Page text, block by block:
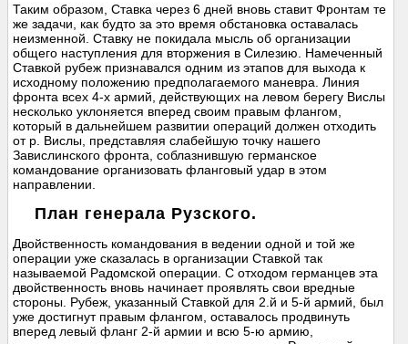
Таким образом, Ставка через 6 дней вновь ставит Фронтам те
же задачи, как будто за это время обстановка оставалась
неизменной. Ставку не покидала мысль об организации
общего наступления для вторжения в Силезию. Намеченный
Ставкой рубеж признавался одним из этапов для выхода к
исходному положению предполагаемого маневра. Линия
фронта всех 4-х армий, действующих на левом берегу Вислы
несколько уклоняется вперед своим правым флангом,
который в дальнейшем развитии операций должен отходить
от р. Вислы, представляя слабейшую точку нашего
Завислинского фронта, соблазнившую германское
командование организовать фланговый удар в этом
направлении.
План генерала Рузского.
Двойственность командования в ведении одной и той же
операции уже сказалась в организации Ставкой так
называемой Радомской операции. С отходом германцев эта
двойственность вновь начинает проявлять свои вредные
стороны. Рубеж, указанный Ставкой для 2.й и 5-й армий, был
уже достигнут правым флангом, оставалось продвинуть
вперед левый фланг 2-й армии и всю 5-ю армию,